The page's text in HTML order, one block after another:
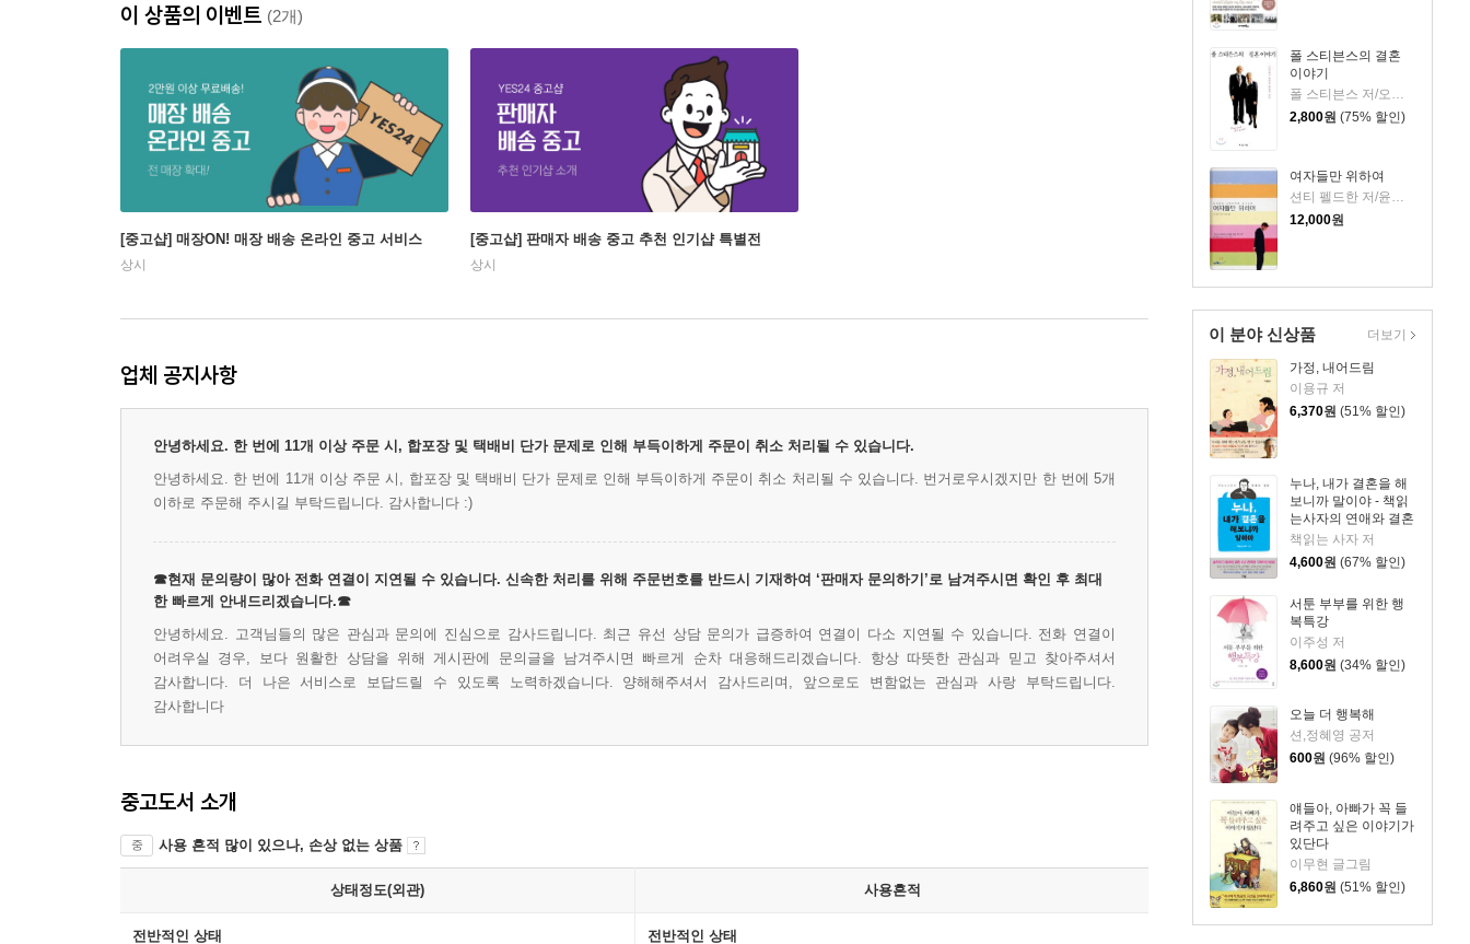
폴 스티븐스의 결혼
이야기
폴 스티븐스 저/오현미 역
2,800원 (75% 할인)
여자들만 위하여
션티 펠드한 저/윤혜란 역
12,000원
이 분야 신상품
가정, 내어드림
이용규 저
6,370원 (51% 할인)
누나, 내가 결혼을 해
보니까 말이야 - 책읽
는사자의 연애와 결혼
책읽는 사자 저
4,600원 (67% 할인)
서툰 부부를 위한 행
복특강
이주성 저
8,600원 (34% 할인)
오늘 더 행복해
션,정혜영 공저
600원 (96% 할인)
얘들아, 아빠가 꼭 들
려주고 싶은 이야기가
있단다
이무현 글그림
6,860원 (51% 할인)
더보기
이 상품의 이벤트 (2개)
[중고샵] 매장ON! 매장 배송 온라인 중고 서비스
상시
[중고샵] 판매자 배송 중고 추천 인기샵 특별전
상시
업체 공지사항
안녕하세요. 한 번에 11개 이상 주문 시, 합포장 및 택배비 단가 문제로 인해 부득이하게 주문이 취소 처리될 수 있습니다.
안녕하세요. 한 번에 11개 이상 주문 시, 합포장 및 택배비 단가 문제로 인해 부득이하게 주문이 취소 처리될 수 있습니다. 번거로우시겠지만 한 번에 5개
이하로 주문해 주시길 부탁드립니다. 감사합니다 :)
☎현재 문의량이 많아 전화 연결이 지연될 수 있습니다. 신속한 처리를 위해 주문번호를 반드시 기재하여 ‘판매자 문의하기’로 남겨주시면 확인 후 최대
한 빠르게 안내드리겠습니다.☎
안녕하세요. 고객님들의 많은 관심과 문의에 진심으로 감사드립니다. 최근 유선 상담 문의가 급증하여 연결이 다소 지연될 수 있습니다. 전화 연결이
어려우실 경우, 보다 원활한 상담을 위해 게시판에 문의글을 남겨주시면 빠르게 순차 대응해드리겠습니다. 항상 따뜻한 관심과 믿고 찾아주셔서
감사합니다. 더 나은 서비스로 보답드릴 수 있도록 노력하겠습니다. 양해해주셔서 감사드리며, 앞으로도 변함없는 관심과 사랑 부탁드립니다.
감사합니다
중고도서 소개
중 사용 흔적 많이 있으나, 손상 없는 상품
상태정도(외관) 사용흔적
전반적인 상태 전반적인 상태